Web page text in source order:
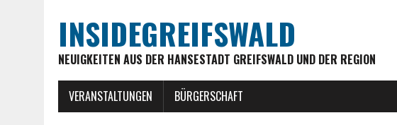
INSIDEGREIFSWALD
NEUIGKEITEN AUS DER HANSESTADT GREIFSWALD UND DER REGION
VERANSTALTUNGEN BÜRGERSCHAFT